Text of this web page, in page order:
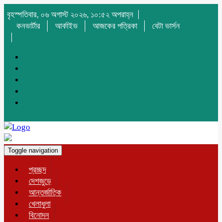
বৃহস্পতিবার, ০৬ অগাস্ট ২০২৬, ১০:৫২ অপরাহ্ন
কনভার্টার
আর্কাইভ আজকের পত্রিকা বেটা ভার্সন
Toggle navigation
প্রচ্ছদ
দেশজুড়ে
আন্তর্জাতিক
খেলাধুলা
বিনোদন